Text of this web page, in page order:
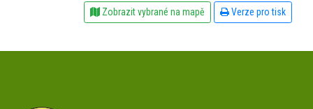
Zobrazit vybrané na mapě Verze pro tisk